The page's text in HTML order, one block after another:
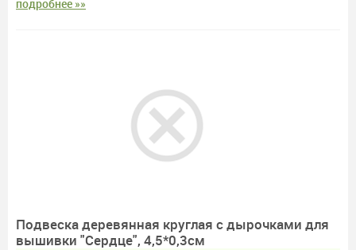
подробнее »»
Подвеска деревянная круглая с дырочками для
вышивки "Сердце", 4,5*0,3см